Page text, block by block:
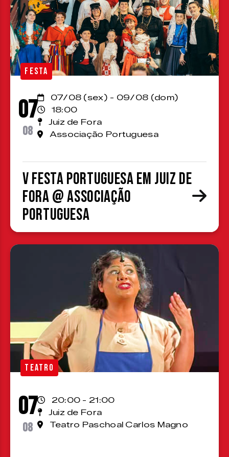
FESTA
07
08
07/08 (sex) - 09/08 (dom)
18:00
Juiz de Fora
Associação Portuguesa
V Festa Portuguesa em Juiz de
Fora @ Associação
Portuguesa
TEATRO
07
08
20:00 - 21:00
Juiz de Fora
Teatro Paschoal Carlos Magno